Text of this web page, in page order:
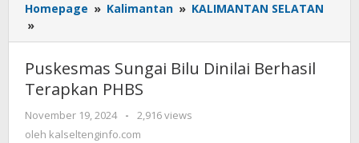
Homepage » Kalimantan » KALIMANTAN SELATAN
»
Sungai
Bilu
Dinilai
Berhasil
Terapkan
Puskesmas Sungai Bilu Dinilai Berhasil
Terapkan PHBS
November 19, 2024
oleh
kalseltenginfo.com
-
2,916 views
oleh kalseltenginfo.com